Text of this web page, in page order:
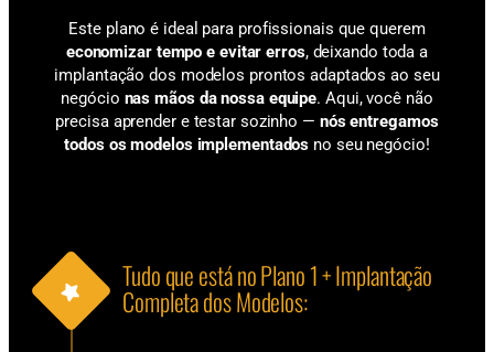
Este plano é ideal para profissionais que querem
economizar tempo e evitar erros, deixando toda a
implantação dos modelos prontos adaptados ao seu
negócio nas mãos da nossa equipe. Aqui, você não
precisa aprender e testar sozinho — nós entregamos
todos os modelos implementados no seu negócio!
Tudo que está no Plano 1 + Implantação
Completa dos Modelos: